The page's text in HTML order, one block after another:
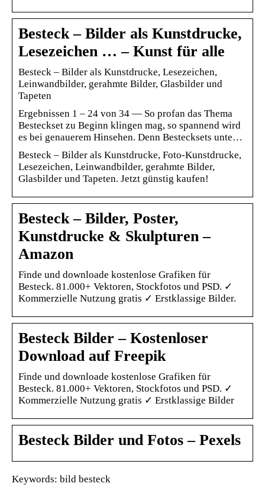
Besteck – Bilder als Kunstdrucke,
Lesezeichen … – Kunst für alle
Besteck – Bilder als Kunstdrucke, Lesezeichen,
Leinwandbilder, gerahmte Bilder, Glasbilder und
Tapeten
Ergebnissen 1 – 24 von 34 — So profan das Thema
Besteckset zu Beginn klingen mag, so spannend wird
es bei genauerem Hinsehen. Denn Bestecksets unte…
Besteck – Bilder als Kunstdrucke, Foto-Kunstdrucke,
Lesezeichen, Leinwandbilder, gerahmte Bilder,
Glasbilder und Tapeten. Jetzt günstig kaufen!
Besteck – Bilder, Poster,
Kunstdrucke & Skulpturen –
Amazon
Finde und downloade kostenlose Grafiken für
Besteck. 81.000+ Vektoren, Stockfotos und PSD. ✓
Kommerzielle Nutzung gratis ✓ Erstklassige Bilder.
Besteck Bilder – Kostenloser
Download auf Freepik
Finde und downloade kostenlose Grafiken für
Besteck. 81.000+ Vektoren, Stockfotos und PSD. ✓
Kommerzielle Nutzung gratis ✓ Erstklassige Bilder
Besteck Bilder und Fotos – Pexels
Keywords: bild besteck